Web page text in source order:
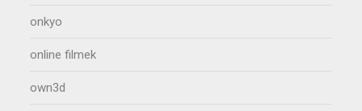
onkyo
online filmek
own3d